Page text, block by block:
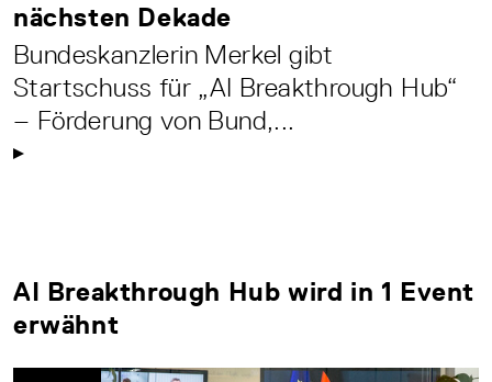
nächsten Dekade
Bundeskanzlerin Merkel gibt
Startschuss für „AI Breakthrough Hub“
– Förderung von Bund,...
AI Breakthrough Hub wird in 1 Event
erwähnt